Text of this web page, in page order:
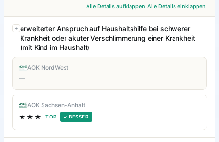
Alle Details aufklappen Alle Details einklappen
erweiterter Anspruch auf Haushaltshilfe bei schwerer
Krankheit oder akuter Verschlimmerung einer Krankheit
(mit Kind im Haushalt)
AOK NordWest
—
AOK Sachsen-Anhalt
★★★ TOP ✓ BESSER